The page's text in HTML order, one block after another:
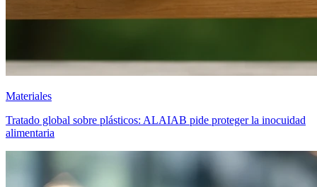
Materiales
Tratado global sobre plásticos: ALAIAB pide proteger la inocuidad
alimentaria